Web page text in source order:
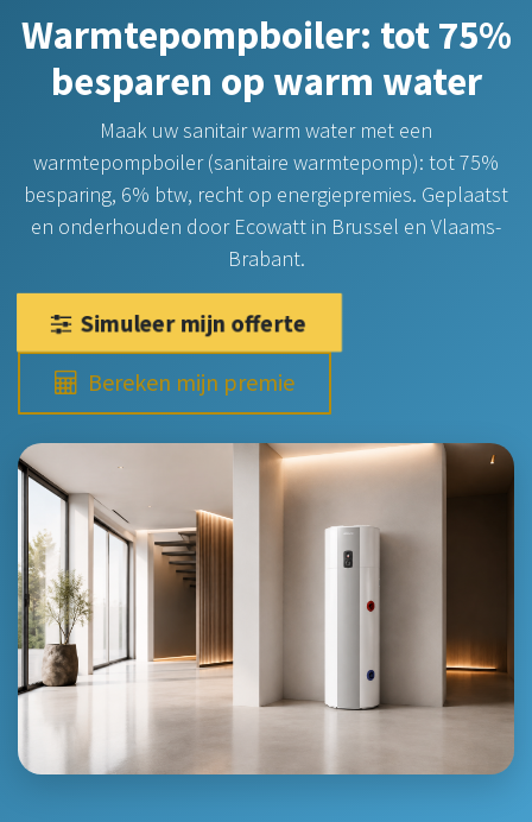
Warmtepompboiler: tot 75%
besparen op warm water
Maak uw sanitair warm water met een
warmtepompboiler (sanitaire warmtepomp): tot 75%
besparing, 6% btw, recht op energiepremies. Geplaatst
en onderhouden door Ecowatt in Brussel en Vlaams-
Brabant.
Simuleer mijn offerte
Bereken mijn premie